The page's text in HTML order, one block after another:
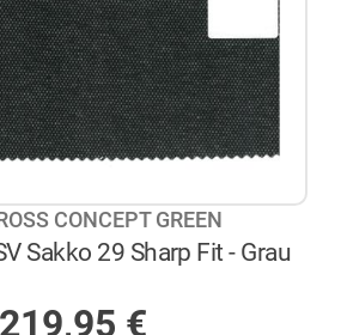
CONCEPT GREEN
Sakko 29 Sharp Fit - Grau
219,95 €